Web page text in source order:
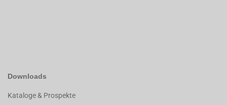
Downloads
Kataloge & Prospekte